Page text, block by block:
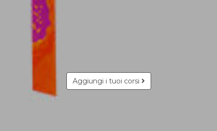
Aggiungi i tuoi corsi